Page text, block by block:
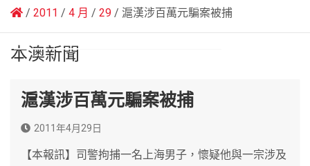
2011 4 月 29 滬漢涉百萬元騙案被捕
本澳新聞
滬漢涉百萬元騙案被捕
2011年4月29日
【本報訊】司警拘捕一名上海男子，懷疑他與一宗涉及